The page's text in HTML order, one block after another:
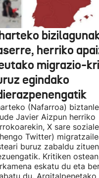
herriko
migrazio-
egindako
(Nafarroa)
Javier Aizpun herriko
X sare
Twitter)
buruz zabaldu zituen
Kritiken
eskatu du eta
du. Argitalpenetako